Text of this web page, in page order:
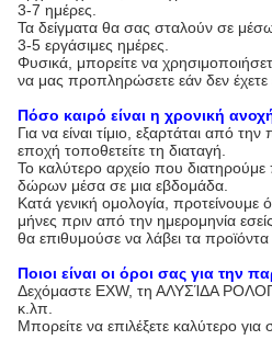
3-7 ημέρες.
Τα δείγματα θα σας σταλούν σε
3-5 εργάσιμες ημέρες.
Φυσικά, μπορείτε να
να μας προπληρώσετε εάν δεν έχετε
Πόσο καιρό είναι η χρονική
Για να είναι τίμιο, εξαρτάται από
εποχή τοποθετείτε τη διαταγή.
Το καλύτερο αρχείο που
δώρων μέσα σε μια εβδομάδα.
Κατά γενική ομολογία, προτείνουμε
μήνες πριν από την ημερομηνία εσείς
θα επιθυμούσε να λάβει τα
Ποιοι είναι οι όροι σας για την
Δεχόμαστε EXW, τη ΑΛΥΣΊΔΑ
κ.λπ.
Μπορείτε να επιλέξετε καλύτερο για